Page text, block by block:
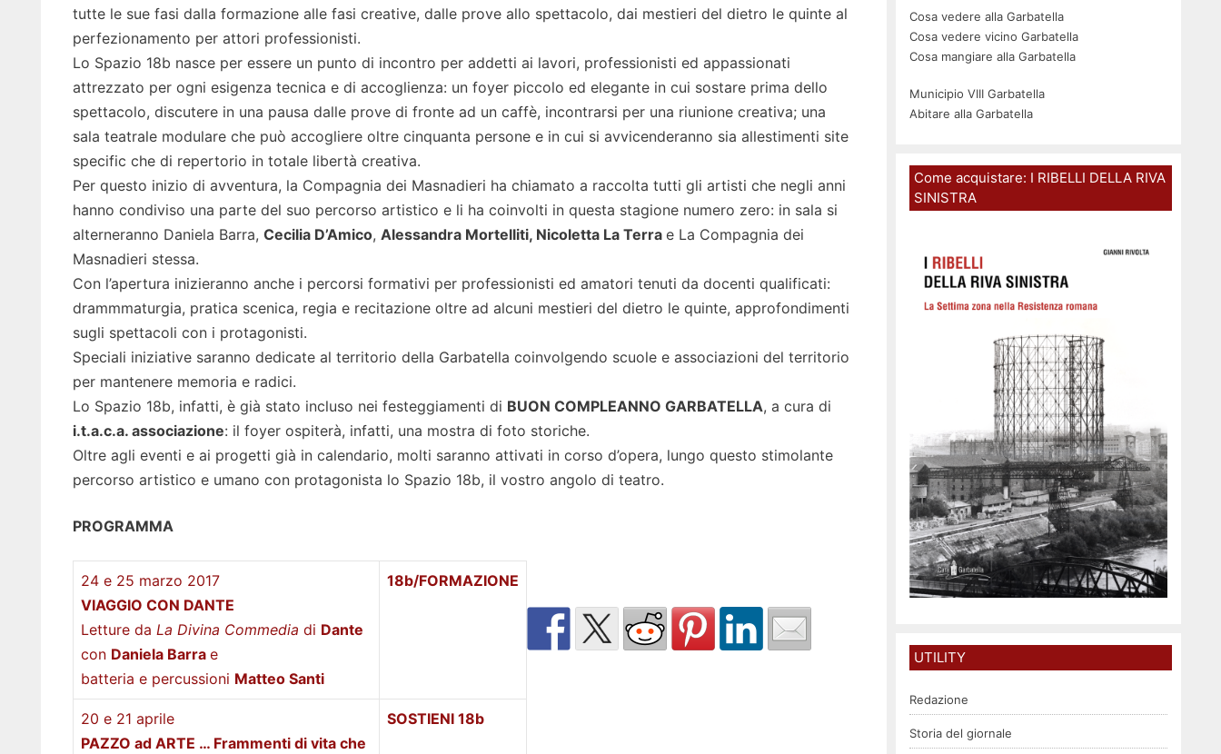
tutte le sue fasi dalla formazione alle fasi creative, dalle prove allo spettacolo, dai mestieri del dietro le quinte al
perfezionamento per attori professionisti.
Lo Spazio 18b nasce per essere un punto di incontro per addetti ai lavori, professionisti ed appassionati
attrezzato per ogni esigenza tecnica e di accoglienza: un foyer piccolo ed elegante in cui sostare prima dello
spettacolo, discutere in una pausa dalle prove di fronte ad un caffè, incontrarsi per una riunione creativa; una
sala teatrale modulare che può accogliere oltre cinquanta persone e in cui si avvicenderanno sia allestimenti site
specific che di repertorio in totale libertà creativa.
Per questo inizio di avventura, la Compagnia dei Masnadieri ha chiamato a raccolta tutti gli artisti che negli anni
hanno condiviso una parte del suo percorso artistico e li ha coinvolti in questa stagione numero zero: in sala si
alterneranno Daniela Barra, Cecilia D’Amico, Alessandra Mortelliti, Nicoletta La Terra e La Compagnia dei
Masnadieri stessa.
Con l’apertura inizieranno anche i percorsi formativi per professionisti ed amatori tenuti da docenti qualificati:
drammmaturgia, pratica scenica, regia e recitazione oltre ad alcuni mestieri del dietro le quinte, approfondimenti
sugli spettacoli con i protagonisti.
Speciali iniziative saranno dedicate al territorio della Garbatella coinvolgendo scuole e associazioni del territorio
per mantenere memoria e radici.
Lo Spazio 18b, infatti, è già stato incluso nei festeggiamenti di BUON COMPLEANNO GARBATELLA, a cura di
i.t.a.c.a. associazione: il foyer ospiterà, infatti, una mostra di foto storiche.
Oltre agli eventi e ai progetti già in calendario, molti saranno attivati in corso d’opera, lungo questo stimolante
percorso artistico e umano con protagonista lo Spazio 18b, il vostro angolo di teatro.
PROGRAMMA
24 e 25 marzo 2017
VIAGGIO CON DANTE
Letture da La Divina Commedia di Dante
con Daniela Barra e
batteria e percussioni Matteo Santi
18b/FORMAZIONE
20 e 21 aprile
PAZZO ad ARTE … Frammenti di vita che
SOSTIENI 18b
Cosa vedere alla Garbatella
Cosa vedere vicino Garbatella
Cosa mangiare alla Garbatella
Municipio VIII Garbatella
Abitare alla Garbatella
Come acquistare: I RIBELLI DELLA RIVA
SINISTRA
UTILITY
Redazione
Storia del giornale